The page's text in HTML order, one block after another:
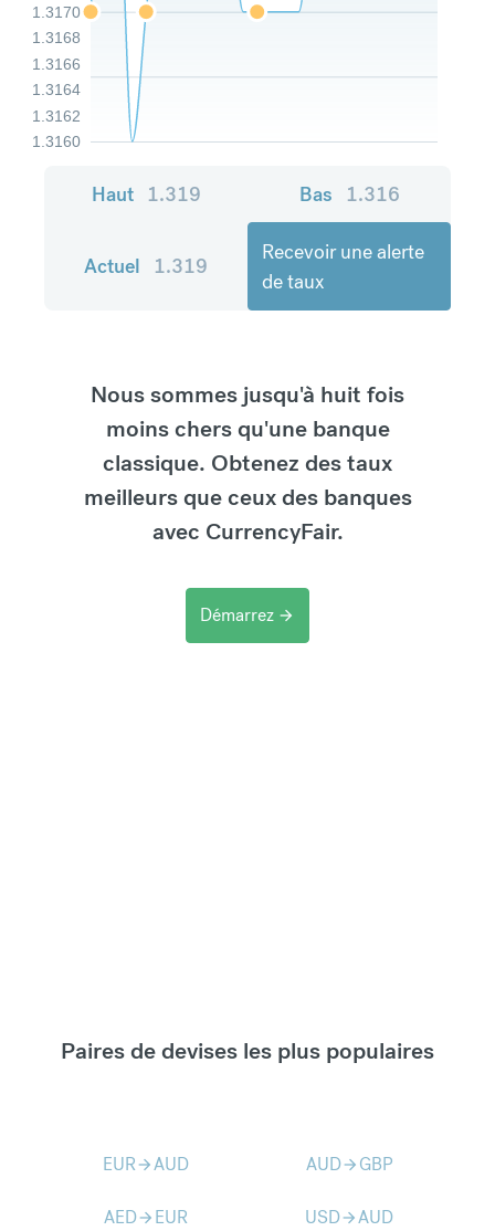
1.3160
1.3162
1.3164
1.3166
1.3168
1.3170
Haut 1.319 Bas 1.316
Actuel 1.319
Recevoir une alerte
de taux
Nous sommes jusqu'à huit fois
moins chers qu'une banque
classique. Obtenez des taux
meilleurs que ceux des banques
avec CurrencyFair.
Démarrez arrow_forward
Paires de devises les plus populaires
EURarrow_forwardAUD AUDarrow_forward GBP
AEDarrow_forward EUR USDarrow_forwardAUD